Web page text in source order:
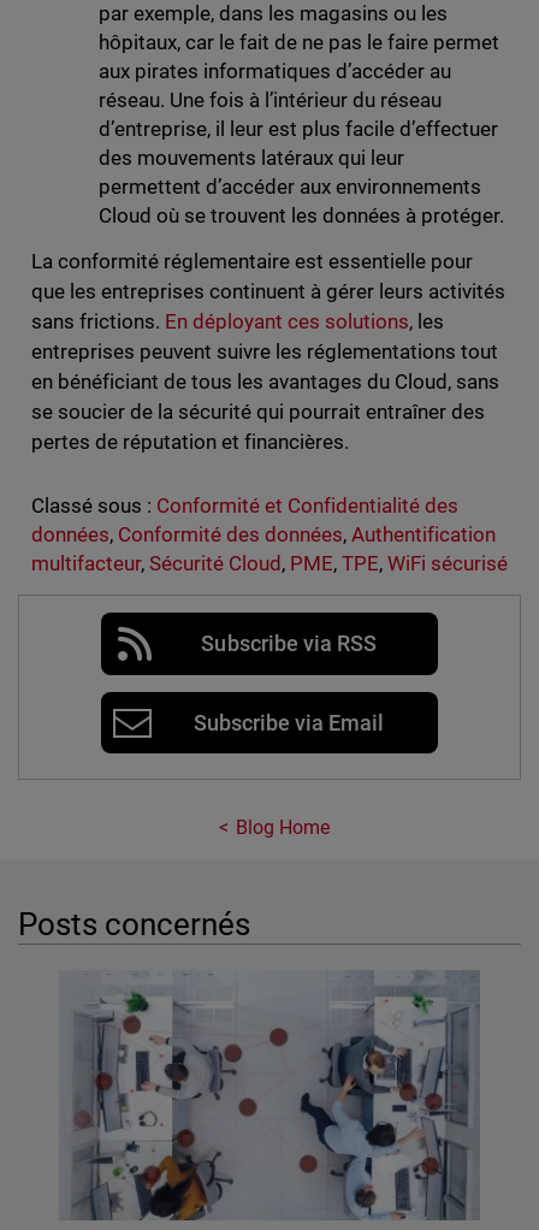
par exemple, dans les magasins ou les
hôpitaux, car le fait de ne pas le faire permet
aux pirates informatiques d’accéder au
réseau. Une fois à l’intérieur du réseau
d’entreprise, il leur est plus facile d’effectuer
des mouvements latéraux qui leur
permettent d’accéder aux environnements
Cloud où se trouvent les données à protéger.
La conformité réglementaire est essentielle pour
que les entreprises continuent à gérer leurs activités
sans frictions. En déployant ces solutions, les
entreprises peuvent suivre les réglementations tout
en bénéficiant de tous les avantages du Cloud, sans
se soucier de la sécurité qui pourrait entraîner des
pertes de réputation et financières.
Classé sous : Conformité et Confidentialité des
données, Conformité des données,Authentification
multifacteur, Sécurité Cloud , PME,TPE,WiFi sécurisé
Subscribe via RSS
Subscribe via Email
Blog Home
Posts concernés